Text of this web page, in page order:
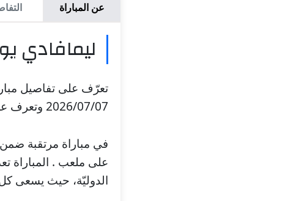
عن المباراة
ليمافادي
تعرّف على تفاصيل
2026/07/07 وتعرف على موعد المباراة، والملعب، والقنوات الناقلة.
في مباراة مرتقبة ضمن
على ملعب . المباراة
الدوليّة، حيث يسعى